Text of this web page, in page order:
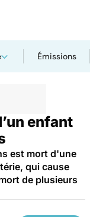
Émissions
enfant
est mort d'une
qui cause
de plusieurs